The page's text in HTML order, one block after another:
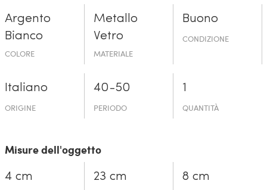
Argento
Bianco
COLORE
Metallo
Vetro
MATERIALE
Buono
CONDIZIONE
Italiano
ORIGINE
40-50
PERIODO
1
QUANTITÀ
Misure dell'oggetto
4 cm 23 cm 8 cm